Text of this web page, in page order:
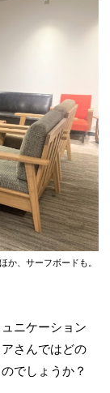
か、サーフボードも。
ニケーション
さんではどの
でしょうか？